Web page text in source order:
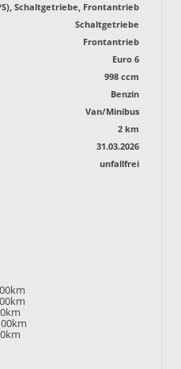
Schaltgetriebe, Frontantrieb
Schaltgetriebe
Frontantrieb
Euro 6
998 ccm
Benzin
Van/Minibus
2 km
31.03.2026
unfallfrei